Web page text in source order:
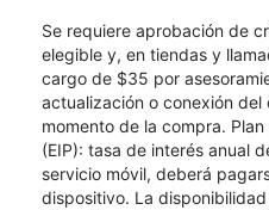
Se requiere aprobación de
elegible y, en tiendas y
cargo de $35 por
actualización o conexión
momento de la compra.
(EIP): tasa de interés anual
servicio móvil, deberá
dispositivo. La